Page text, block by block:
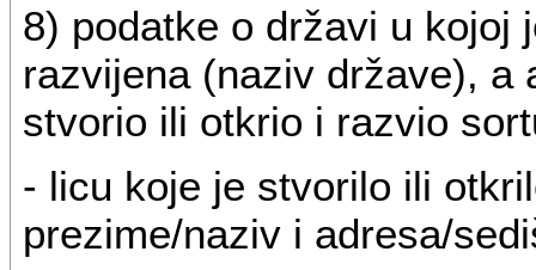
8) podatke o državi u kojoj
razvijena (naziv države), a
stvorio ili otkrio i razvio
- licu koje je stvorilo ili
prezime/naziv i adresa/